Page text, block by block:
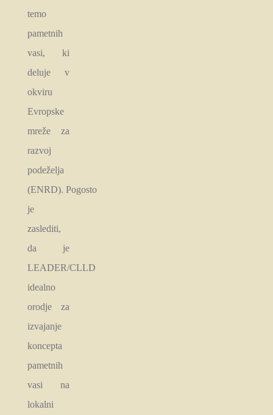
temo
pametnih
vasi, ki
deluje v
okviru
Evropske
mreže za
razvoj
podeželja
(ENRD). Pogosto
je
zaslediti,
da je
LEADER/CLLD
idealno
orodje za
izvajanje
koncepta
pametnih
vasi na
lokalni